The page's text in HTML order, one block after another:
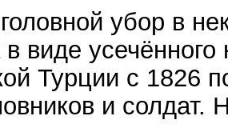
убор в
виде
Турции с 1826
и солдат.